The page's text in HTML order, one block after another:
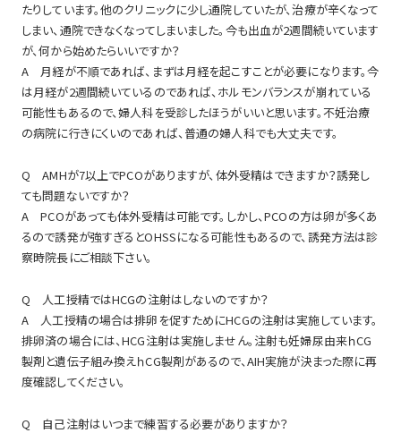
たりしています。他のクリニックに少し通院していたが、治療が辛くなって
しまい、通院できなくなってしまいました。今も出血が2週間続いています
が、何から始めたらいいですか？
A 月経が不順であれば、まずは月経を起こすことが必要になります。今
は月経が2週間続いているのであれば、ホルモンバランスが崩れている
可能性もあるので、婦人科を受診したほうがいいと思います。不妊治療
の病院に行きにくいのであれば、普通の婦人科でも大丈夫です。
Q AMHが7以上でPCOがありますが、体外受精はできますか？誘発し
ても問題ないですか？
A PCOがあっても体外受精は可能です。しかし、PCOの方は卵が多くあ
るので誘発が強すぎるとOHSSになる可能性もあるので、誘発方法は診
察時院長にご相談下さい。
Q 人工授精ではHCGの注射はしないのですか？
A 人工授精の場合は排卵を促すためにHCGの注射は実施しています。
排卵済の場合には、HCG注射は実施しません。注射も妊婦尿由来ｈCG
製剤と遺伝子組み換えｈCG製剤があるので、AIH実施が決まった際に再
度確認してください。
Q 自己注射はいつまで練習する必要がありますか？